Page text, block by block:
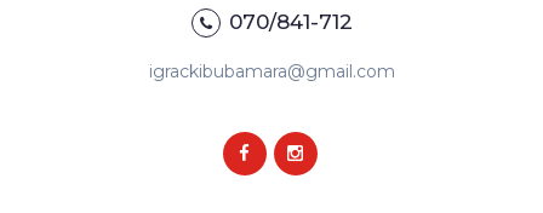
070/841-712
igrackibubamara@gmail.com